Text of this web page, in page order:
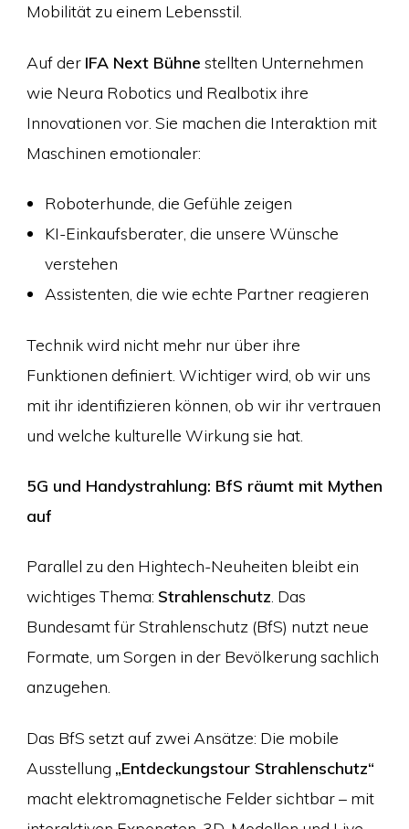
Mobilität zu einem Lebensstil.
Auf der IFA Next Bühne stellten Unternehmen
wie Neura Robotics und Realbotix ihre
Innovationen vor. Sie machen die Interaktion mit
Maschinen emotionaler:
Roboterhunde, die Gefühle zeigen
KI-Einkaufsberater, die unsere Wünsche
verstehen
Assistenten, die wie echte Partner reagieren
Technik wird nicht mehr nur über ihre
Funktionen definiert. Wichtiger wird, ob wir uns
mit ihr identifizieren können, ob wir ihr vertrauen
und welche kulturelle Wirkung sie hat.
5G und Handystrahlung: BfS räumt mit Mythen
auf
Parallel zu den Hightech-Neuheiten bleibt ein
wichtiges Thema: Strahlenschutz. Das
Bundesamt für Strahlenschutz (BfS) nutzt neue
Formate, um Sorgen in der Bevölkerung sachlich
anzugehen.
Das BfS setzt auf zwei Ansätze: Die mobile
Ausstellung „Entdeckungstour Strahlenschutz“
macht elektromagnetische Felder sichtbar – mit